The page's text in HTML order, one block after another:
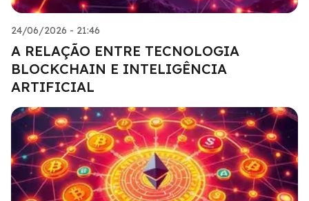
24/06/2026 - 21:46
A RELAÇÃO ENTRE TECNOLOGIA
BLOCKCHAIN E INTELIGÊNCIA
ARTIFICIAL